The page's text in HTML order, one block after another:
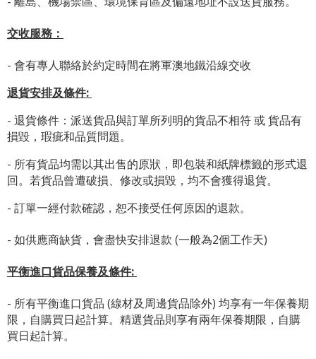
交收服務：
- 會有專人聯絡於約定時間在將軍澳地鐵沿線交收
退貨安排及條件:
- 退貨條件：派送貨品與訂單所列明的貨品不相符 或 貨品有
損毀，瑕疵和品質問題。
- 所有貨品均需以其出售的原狀，即包裝和紙牌標籤的形式退
回。若貨品曾遭破損、修改或損毀，均不會獲得退貨。
- 訂單一經付款確認，恕不接受任何原因的退款。
- 如供應商缺貨，會盡快安排退款 (一般為2個工作天)
平衡進口貨品保養及條件:
- 所有平衡進口貨品 (線材及周邊貨品除外) 均享有一年保養期
限，自購買日起計算。精選貨品則享有兩年保養期限，自購
買日起計算。